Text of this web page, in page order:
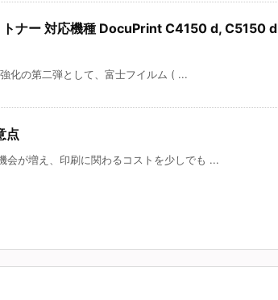
トナー 対応機種 DocuPrint C4150 d, C5150 d
化の第二弾として、富士フイルム ( ...
点
会が増え、印刷に関わるコストを少しでも ...